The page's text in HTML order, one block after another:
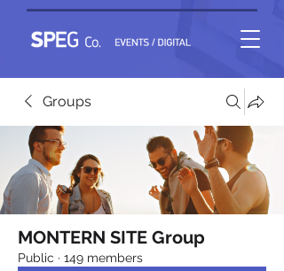
Groups
MONTERN SITE Group
Public · 149 members